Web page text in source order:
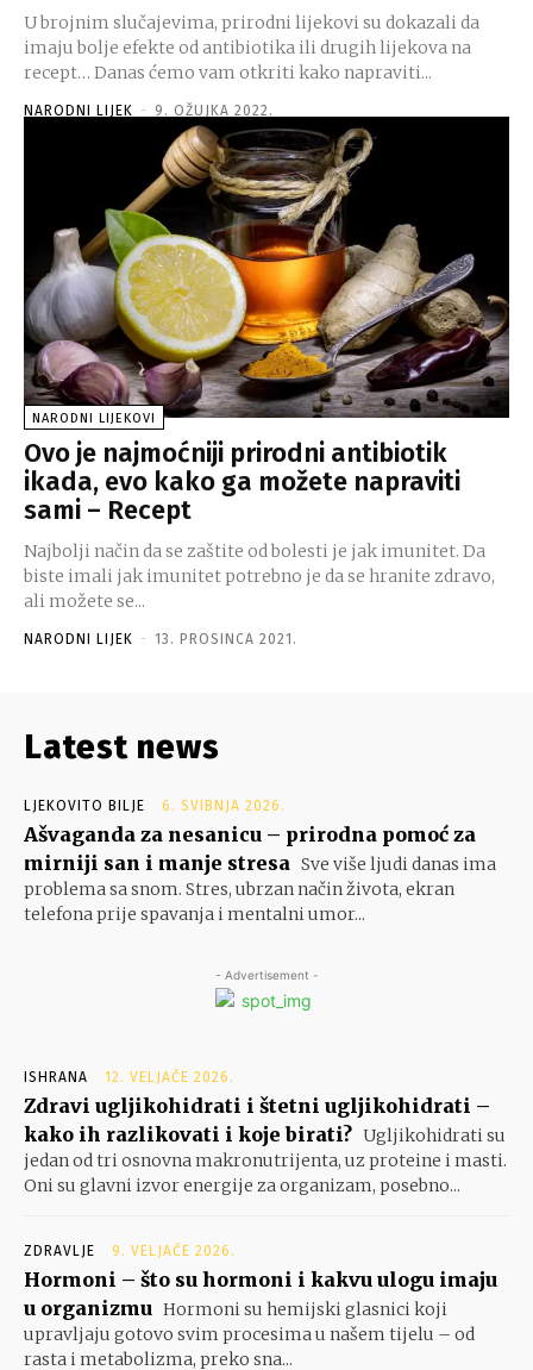
U brojnim slučajevima, prirodni lijekovi su dokazali da
imaju bolje efekte od antibiotika ili drugih lijekova na
recept… Danas ćemo vam otkriti kako napraviti...
NARODNI LIJEK - 9. OŽUJKA 2022.
NARODNI LIJEKOVI
Ovo je najmoćniji prirodni antibiotik
ikada, evo kako ga možete napraviti
sami – Recept
Najbolji način da se zaštite od bolesti je jak imunitet. Da
biste imali jak imunitet potrebno je da se hranite zdravo,
ali možete se...
NARODNI LIJEK - 13. PROSINCA 2021.
Latest news
LJEKOVITO BILJE 6. SVIBNJA 2026.
Ašvaganda za nesanicu – prirodna pomoć za
mirniji san i manje stresa Sve više ljudi danas ima
problema sa snom. Stres, ubrzan način života, ekran
telefona prije spavanja i mentalni umor...
- Advertisement -
ISHRANA 12. VELJAČE 2026.
Zdravi ugljikohidrati i štetni ugljikohidrati –
kako ih razlikovati i koje birati? Ugljikohidrati su
jedan od tri osnovna makronutrijenta, uz proteine i masti.
Oni su glavni izvor energije za organizam, posebno...
ZDRAVLJE 9. VELJAČE 2026.
Hormoni – što su hormoni i kakvu ulogu imaju
u organizmu Hormoni su hemijski glasnici koji
upravljaju gotovo svim procesima u našem tijelu – od
rasta i metabolizma, preko sna...